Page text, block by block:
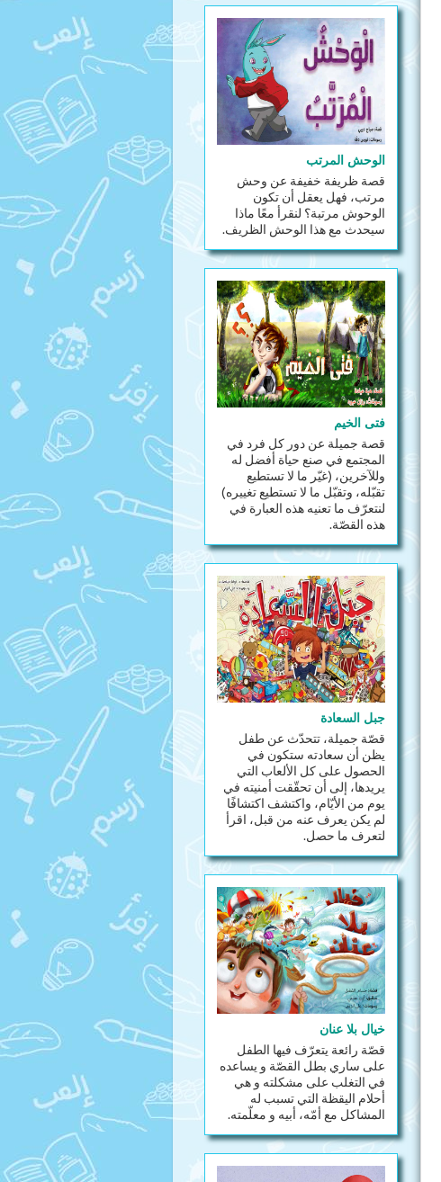
الوحش المرتب
قصة ظريفة خفيفة عن وحش
مرتب، فهل يعقل أن تكون
الوحوش مرتبة؟ لنقرأ معًا ماذا
سيحدث مع هذا الوحش الظريف.
فتى الخيم
قصة جميلة عن دور كل فرد في
المجتمع في صنع حياة أفضل له
وللآخرين، (غيّر ما لا تستطيع
تقبّله، وتقبّل ما لا تستطيع تغييره)
لنتعرّف ما تعنيه هذه العبارة في
هذه القصّة.
جبل السعادة
قصّة جميلة، تتحدّث عن طفل
يظن أن سعادته ستكون في
الحصول على كل الألعاب التي
يريدها، إلى أن تحقّقت أمنيته في
يوم من الأيّام، واكتشف اكتشافًا
لم يكن يعرف عنه من قبل، اقرأ
لتعرف ما حصل.
خيال بلا عنان
قصّة رائعة يتعرّف فيها الطفل
على ساري بطل القصّة و يساعده
في التغلب على مشكلته و هي
أحلام اليقظة التي تسبب له
المشاكل مع أمّه، أبيه و معلّمته.